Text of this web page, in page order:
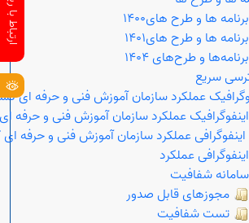
برنامه ها و طرح های1400
برنامه ها و طرح های1401
برنامه‌ها و طرح‌های 1404
سریع
عملکرد سازمان آموزش فنی و حرفه ای
اینفوگرافیک عملکرد سازمان آموزش فنی و حرفه
اینفوگرافی عملکرد سازمان آموزش فنی و حرفه ای
اینفوگرافی عملکرد
سامانه شفافیت
مجوزهای قابل صدور
تست شفافیت